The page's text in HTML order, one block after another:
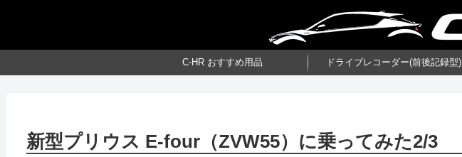
C-HR おすすめ用品 ドライブレコーダー(前後記録型)
新型プリウス E-four（ZVW55）に乗ってみた2/3